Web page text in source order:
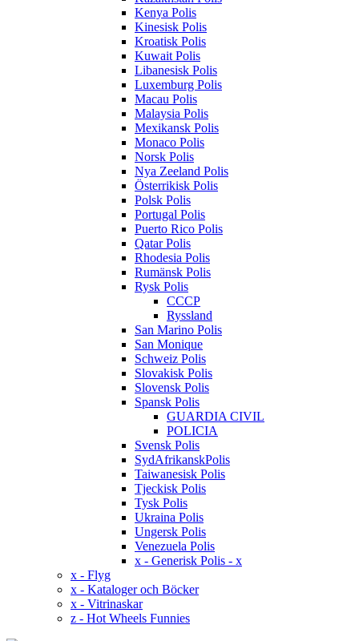
Kenya Polis
Kinesisk Polis
Kroatisk Polis
Kuwait Polis
Libanesisk Polis
Luxemburg Polis
Macau Polis
Malaysia Polis
Mexikansk Polis
Monaco Polis
Norsk Polis
Nya Zeeland Polis
Österrikisk Polis
Polsk Polis
Portugal Polis
Puerto Rico Polis
Qatar Polis
Rhodesia Polis
Rumänsk Polis
Rysk Polis
CCCP
Ryssland
San Marino Polis
San Monique
Schweiz Polis
Slovakisk Polis
Slovensk Polis
Spansk Polis
GUARDIA CIVIL
POLICIA
Svensk Polis
SydAfrikanskPolis
Taiwanesisk Polis
Tjeckisk Polis
Tysk Polis
Ukraina Polis
Ungersk Polis
Venezuela Polis
x - Generisk Polis - x
x - Flyg
x - Kataloger och Böcker
x - Vitrinaskar
z - Hot Wheels Funnies